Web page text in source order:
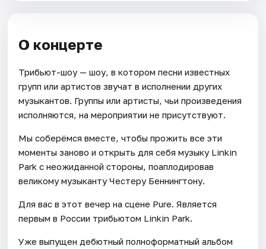
О концерте
Трибьют-шоу — шоу, в котором песни известных
групп или артистов звучат в исполнении других
музыкантов. Группы или артисты, чьи произведения
исполняются, на мероприятии не присутствуют.
Мы соберёмся вместе, чтобы прожить все эти
моменты заново и открыть для себя музыку Linkin
Park с неожиданной стороны, поаплодировав
великому музыканту Честеру Беннингтону.
Для вас в этот вечер на сцене Pure. Является
первым в России трибьютом Linkin Park.
Уже выпущен дебютный полноформатный альбом